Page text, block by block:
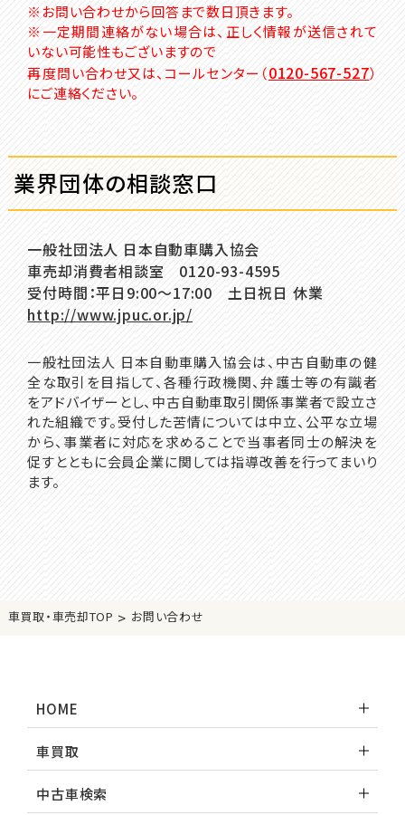
※お問い合わせから回答まで数日頂きます。
※一定期間連絡がない場合は、正しく情報が送信されて
いない可能性もございますので
再度問い合わせ又は、コールセンター（0120-567-527）
にご連絡ください。
業界団体の相談窓口
一般社団法人 日本自動車購入協会
車売却消費者相談室 0120-93-4595
受付時間：平日9:00～17:00 土日祝日 休業
http://www.jpuc.or.jp/
一般社団法人 日本自動車購入協会は、中古自動車の健
全な取引を目指して、各種行政機関、弁護士等の有識者
をアドバイザーとし、中古自動車取引関係事業者で設立さ
れた組織です。受付した苦情については中立、公平な立場
から、事業者に対応を求めることで当事者同士の解決を
促すとともに会員企業に関しては指導改善を行ってまいり
ます。
車買取・車売却TOP > お問い合わせ
HOME
車買取
中古車検索